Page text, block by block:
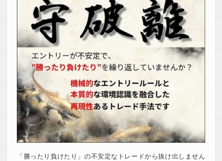
「勝ったり負けたり」の不安定なトレードから抜け出しません